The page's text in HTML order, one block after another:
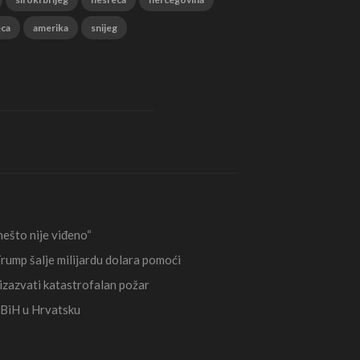
amerika snijeg
nije viđeno“
šalje milijardu dolara pomoći
katastrofalan požar
u Hrvatsku